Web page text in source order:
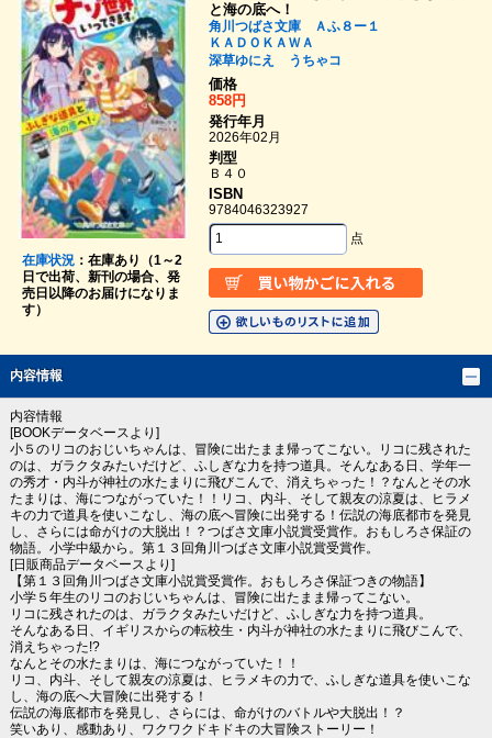
在庫状況：在庫あり（1～2
日で出荷、新刊の場合、発
売日以降のお届けになりま
す）
と海の底へ！
角川つばさ文庫 Ａふ８ー１
ＫＡＤＯＫＡＷＡ
深草ゆにえ
うちゃコ
価格
858円
発行年月
2026年02月
判型
Ｂ４０
ISBN
9784046323927
点
内容情報
内容情報
[BOOKデータベースより]
小５のリコのおじいちゃんは、冒険に出たまま帰ってこない。リコに残された
のは、ガラクタみたいだけど、ふしぎな力を持つ道具。そんなある日、学年一
の秀才・内斗が神社の水たまりに飛びこんで、消えちゃった！？なんとその水
たまりは、海につながっていた！！リコ、内斗、そして親友の涼夏は、ヒラメ
キの力で道具を使いこなし、海の底へ冒険に出発する！伝説の海底都市を発見
し、さらには命がけの大脱出！？つばさ文庫小説賞受賞作。おもしろさ保証の
物語。小学中級から。第１３回角川つばさ文庫小説賞受賞作。
[日販商品データベースより]
【第１３回角川つばさ文庫小説賞受賞作。おもしろさ保証つきの物語】
小学５年生のリコのおじいちゃんは、冒険に出たまま帰ってこない。
リコに残されたのは、ガラクタみたいだけど、ふしぎな力を持つ道具。
そんなある日、イギリスからの転校生・内斗が神社の水たまりに飛びこんで、
消えちゃった!?
なんとその水たまりは、海につながっていた！！
リコ、内斗、そして親友の涼夏は、ヒラメキの力で、ふしぎな道具を使いこな
し、海の底へ大冒険に出発する！
伝説の海底都市を発見し、さらには、命がけのバトルや大脱出！？
笑いあり、感動あり、ワクワクドキドキの大冒険ストーリー！